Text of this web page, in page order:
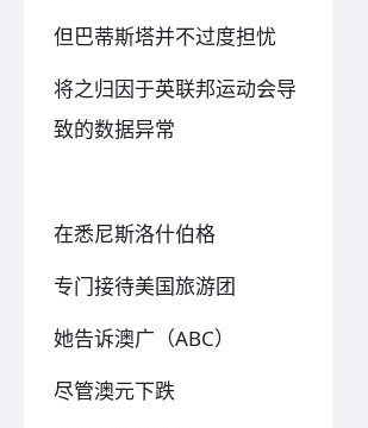
但巴蒂斯塔并不过度担忧
将之归因于英联邦运动会导
致的数据异常
在悉尼斯洛什伯格
专门接待美国旅游团
她告诉澳广（ABC）
尽管澳元下跌